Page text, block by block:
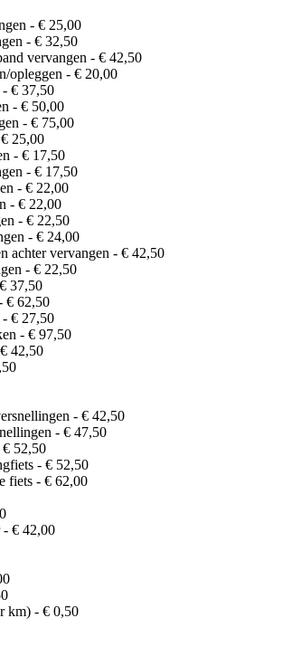
- € 25,00
- € 32,50
vervangen - € 42,50
opleggen - € 20,00
€ 37,50
- € 50,00
- € 75,00
25,00
- € 17,50
- € 17,50
- € 22,00
- € 22,00
- € 22,50
- € 24,00
achter vervangen - € 42,50
- € 22,50
37,50
€ 62,50
€ 27,50
- € 97,50
42,50
- € 42,50
- € 47,50
52,50
- € 52,50
fiets - € 62,00
- € 42,00
km) - € 0,50